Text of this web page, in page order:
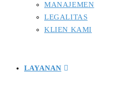
MANAJEMEN
LEGALITAS
KLIEN KAMI
LAYANAN